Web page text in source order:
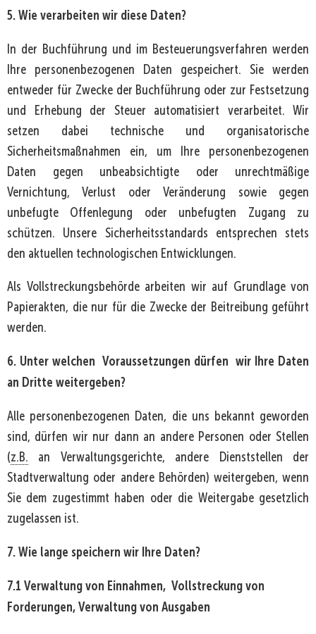
5. Wie verarbeiten wir diese Daten?
In der Buchführung und im Besteuerungsverfahren werden
Ihre personenbezogenen Daten gespeichert. Sie werden
entweder für Zwecke der Buchführung oder zur Festsetzung
und Erhebung der Steuer automatisiert verarbeitet. Wir
setzen dabei technische und organisatorische
Sicherheitsmaßnahmen ein, um Ihre personenbezogenen
Daten gegen unbeabsichtigte oder unrechtmäßige
Vernichtung, Verlust oder Veränderung sowie gegen
unbefugte Offenlegung oder unbefugten Zugang zu
schützen. Unsere Sicherheitsstandards entsprechen stets
den aktuellen technologischen Entwicklungen.
Als Vollstreckungsbehörde arbeiten wir auf Grundlage von
Papierakten, die nur für die Zwecke der Beitreibung geführt
werden.
6. Unter welchen Voraussetzungen dürfen wir Ihre Daten
an Dritte weitergeben?
Alle personenbezogenen Daten, die uns bekannt geworden
sind, dürfen wir nur dann an andere Personen oder Stellen
(z.B. an Verwaltungsgerichte, andere Dienststellen der
Stadtverwaltung oder andere Behörden) weitergeben, wenn
Sie dem zugestimmt haben oder die Weitergabe gesetzlich
zugelassen ist.
7. Wie lange speichern wir Ihre Daten?
7.1 Verwaltung von Einnahmen, Vollstreckung von
Forderungen, Verwaltung von Ausgaben